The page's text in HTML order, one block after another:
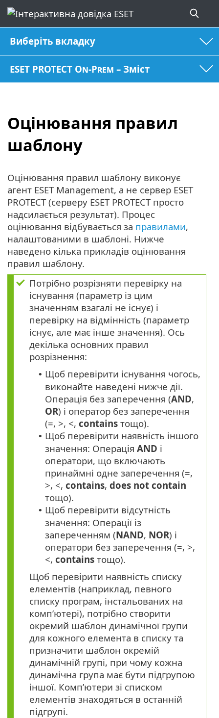
Виберіть вкладку
ESET PROTECT On-Prem – Зміст
Оцінювання правил
шаблону
Оцінювання правил шаблону виконує
агент ESET Management, а не сервер ESET
PROTECT (серверу ESET PROTECT просто
надсилається результат). Процес
оцінювання відбувається за правилами,
налаштованими в шаблоні. Нижче
наведено кілька прикладів оцінювання
правил шаблону.
Потрібно розрізняти перевірку на
існування (параметр із цим
значенням взагалі не існує) і
перевірку на відмінність (параметр
існує, але має інше значення). Ось
декілька основних правил
розрізнення:
• Щоб перевірити існування чогось,
виконайте наведені нижче дії.
Операція без заперечення (AND,
OR) і оператор без заперечення
(=, >, <, contains тощо).
• Щоб перевірити наявність іншого
значення: Операція AND і
оператори, що включають
принаймні одне заперечення (=,
>, <, contains, does not contain
тощо).
• Щоб перевірити відсутність
значення: Операції із
запереченням (NAND, NOR) і
оператори без заперечення (=, >,
<, contains тощо).
Щоб перевірити наявність списку
елементів (наприклад, певного
списку програм, інстальованих на
комп’ютері), потрібно створити
окремий шаблон динамічної групи
для кожного елемента в списку та
призначити шаблон окремій
динамічній групі, при чому кожна
динамічна група має бути підгрупою
іншої. Комп’ютери зі списком
елементів знаходяться в останній
підгрупі.